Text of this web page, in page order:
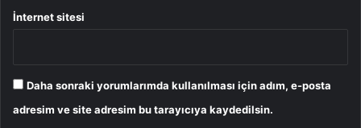
İnternet sitesi
Daha sonraki yorumlarımda kullanılması için adım, e-posta
adresim ve site adresim bu tarayıcıya kaydedilsin.